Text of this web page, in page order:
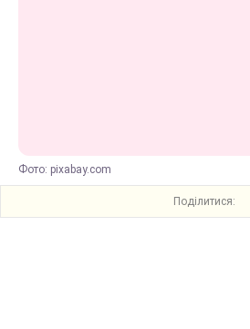
Фото: pixabay.com
Поділитися: